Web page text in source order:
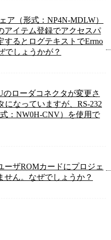
ア（形式：NP4N-MDLW）
アイテム登録でアクセスパ
するとログテキストでErrno
でしょうかが？
のローダコネクタが変更さ
になっていますが、RS-232
：NW0H-CNV）を使用で
ーザROMカードにプロジェ
せん。なぜでしょうか？